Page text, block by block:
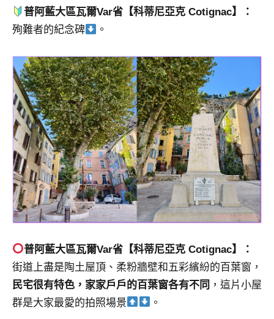
普阿藍大區瓦爾Var省 【科蒂尼亞克 Cotignac】：
殉難者的紀念碑
。
普阿藍大區瓦爾Var省 【科蒂尼亞克 Cotignac】：
街道上盡是陶土屋頂、柔粉牆壁和五彩繽紛的百葉窗，
民宅很有特色，家家戶戶的百葉窗各有不同 ，這片小屋
群是大家最愛的拍照場景
。